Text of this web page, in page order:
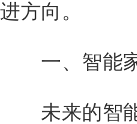
进方向。
一、智能家
未来的智能